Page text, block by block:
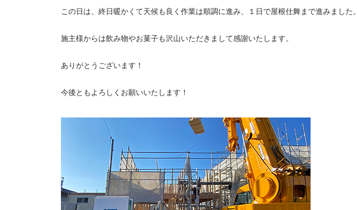
この日は、終日暖かくて天候も良く作業は順調に進み、１日で屋根仕舞まで進みました。
施主様からは飲み物やお菓子も沢山いただきまして感謝いたします。
ありがとうございます！
今後ともよろしくお願いいたします！